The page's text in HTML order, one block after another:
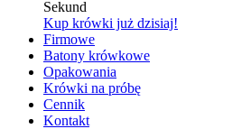
Sekund
Kup krówki już dzisiaj!
Firmowe
Batony krówkowe
Opakowania
Krówki na próbę
Cennik
Kontakt